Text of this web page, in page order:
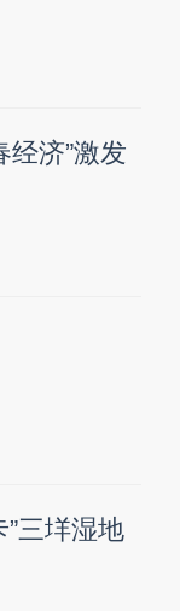
济”激发
”三垟湿地